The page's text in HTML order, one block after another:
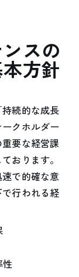
スの
方針
続的な成長
クホルダー
要な経営課
おります。
で的確な意
行われる経